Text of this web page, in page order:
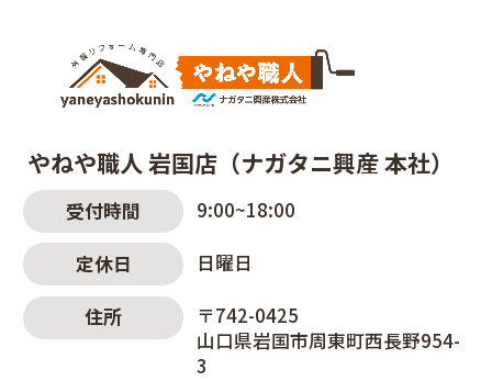
やねや職人 岩国店（ナガタニ興産 本社）
受付時間 9:00~18:00
定休日 日曜日
住所
〒742-0425
山口県岩国市周東町西長野954-
3